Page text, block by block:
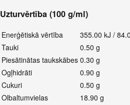
Uzturvērtība (100 g/ml)
Enerģētiskā vērtība
355.00 kJ /
Tauki
0.50 g
Piesātinātas taukskābes 0.30 g
Ogļhidrāti
0.90 g
Cukuri
0.50 g
Olbaltumvielas
18.90 g